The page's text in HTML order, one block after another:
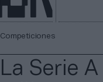
Competiciones
La Serie